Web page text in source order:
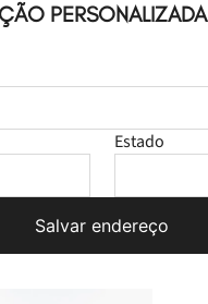
PERSONALIZADA
Estado
Salvar endereço